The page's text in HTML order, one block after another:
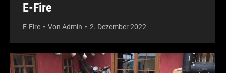
E-Fire
E-Fire Von Admin 2. Dezember 2022